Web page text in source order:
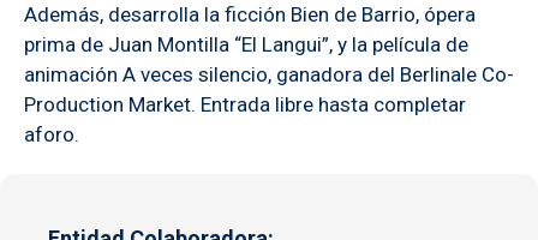
Además, desarrolla la ficción Bien de Barrio, ópera
prima de Juan Montilla “El Langui”, y la película de
animación A veces silencio, ganadora del Berlinale Co-
Production Market. Entrada libre hasta completar
aforo.